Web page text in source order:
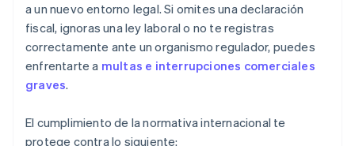
a un nuevo entorno legal. Si omites una declaración
fiscal, ignoras una ley laboral o no te registras
correctamente ante un organismo regulador, puedes
enfrentarte a multas e interrupciones comerciales
graves.
El cumplimiento de la normativa internacional te
protege contra lo siguiente: